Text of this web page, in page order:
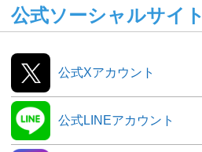
公式ソーシャルサイト
公式Xアカウント
公式LINEアカウント